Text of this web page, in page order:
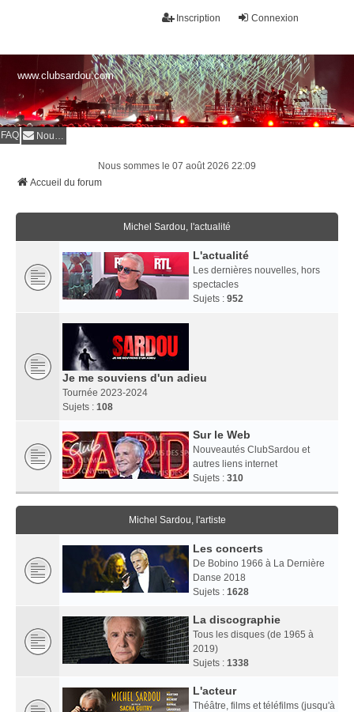
Connexion
Inscription
www.clubsardou.com
FAQ Nous contacter
Nous sommes le 07 août 2026 22:09
Accueil du forum
Michel Sardou, l'actualité
L'actualité
Les dernières nouvelles, hors
spectacles
Sujets : 952
Je me souviens d'un adieu
Tournée 2023-2024
Sujets : 108
Sur le Web
Nouveautés ClubSardou et
autres liens internet
Sujets : 310
Michel Sardou, l'artiste
Les concerts
De Bobino 1966 à La Dernière
Danse 2018
Sujets : 1628
La discographie
Tous les disques (de 1965 à
2019)
Sujets : 1338
L'acteur
Théâtre, films et téléfilms (jusqu'à